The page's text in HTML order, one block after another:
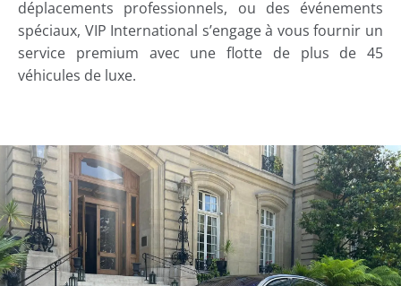
déplacements professionnels, ou des événements
spéciaux, VIP International s’engage à vous fournir un
service premium avec une flotte de plus de 45
véhicules de luxe.